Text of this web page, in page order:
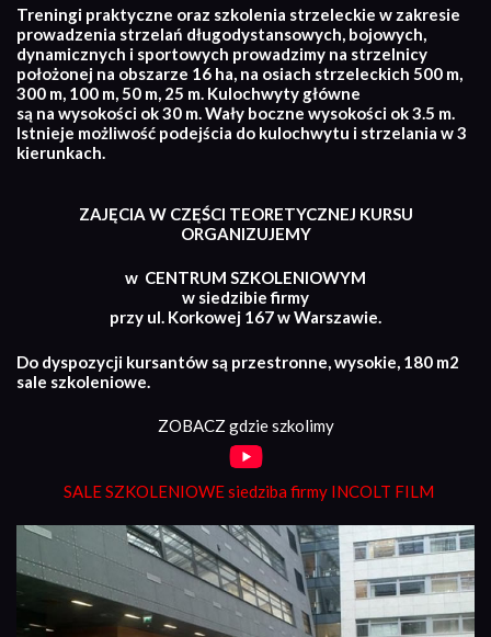
Treningi praktyczne oraz szkolenia strzeleckie w zakresie
prowadzenia strzelań długodystansowych, bojowych,
dynamicznych i sportowych prowadzimy na strzelnicy
położonej na obszarze 16 ha, na osiach strzeleckich 500 m,
300 m, 100 m, 50 m, 25 m. Kulochwyty główne
są na wysokości ok 30 m. Wały boczne wysokości ok 3.5 m.
Istnieje możliwość podejścia do kulochwytu i strzelania w 3
kierunkach.
ZAJĘCIA W CZĘŚCI TEORETYCZNEJ KURSU
ORGANIZUJEMY
w CENTRUM SZKOLENIOWYM
w siedzibie firmy
przy ul. Korkowej 167 w Warszawie.
Do dyspozycji kursantów są przestronne, wysokie, 180 m2
sale szkoleniowe.
ZOBACZ gdzie szkolimy
SALE SZKOLENIOWE siedziba firmy INCOLT FILM